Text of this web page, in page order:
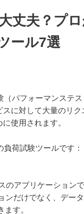
丈夫？プ
ール7選
パフォーマンステ
に対して大量のリ
使用されます。
荷試験ツールです：
のアプリケーション
ンだけでなく、デー
す。